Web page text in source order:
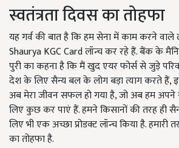
स्वतंत्रता दिवस का तोहफा
यह गर्व की बात है कि हम सेना में काम करने वाले
Shaurya KGC Card लॉन्च कर रहे हैं. बैंक के
पुरी का कहना है कि मैं खुद एयर फोर्स से जुड़े
देश के लिए सैन्य बल के लोग बड़ा त्याग करते हैं,
अब मेरा जीवन सफल हो गया है, जो अब हम अपने
लिए कुछ कर पाएं हैं. हमने किसानों की तरह ही
लिए भी एक अच्छा प्रोडक्ट लॉन्च किया है. हमारी
का तोहफा है.